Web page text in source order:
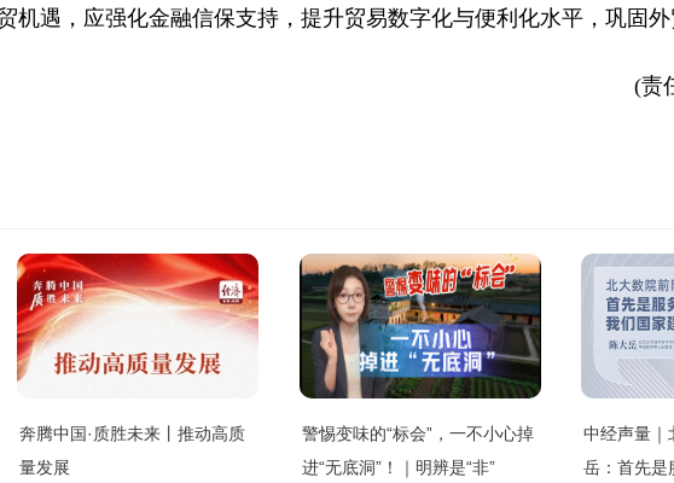
机遇，应强化金融信保支持，提升贸易数字化与便利化水平，巩固外
(责
奔腾中国·质胜未来丨推动高质
量发展
警惕变味的“标会”，一不小心掉
进“无底洞”！｜明辨是“非”
中经声量｜
岳：首先是